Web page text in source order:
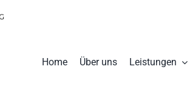
Home Über uns Leistungen